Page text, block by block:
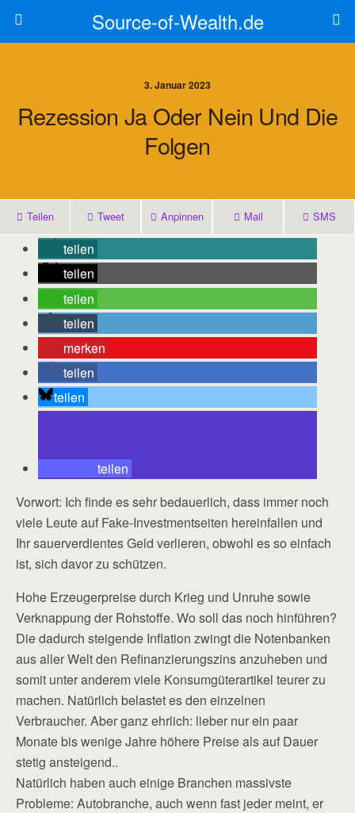
Source-of-Wealth.de
3. Januar 2023
Rezession Ja Oder Nein Und Die
Folgen
Teilen Tweet Anpinnen Mail SMS
teilen
teilen
teilen
teilen
merken
teilen
teilen
teilen
Vorwort: Ich finde es sehr bedauerlich, dass immer noch
viele Leute auf Fake-Investmentseiten hereinfallen und
Ihr sauerverdientes Geld verlieren, obwohl es so einfach
ist, sich davor zu schützen.
Hohe Erzeugerpreise durch Krieg und Unruhe sowie
Verknappung der Rohstoffe. Wo soll das noch hinführen?
Die dadurch steigende Inflation zwingt die Notenbanken
aus aller Welt den Refinanzierungszins anzuheben und
somit unter anderem viele Konsumgüterartikel teurer zu
machen. Natürlich belastet es den einzelnen
Verbraucher. Aber ganz ehrlich: lieber nur ein paar
Monate bis wenige Jahre höhere Preise als auf Dauer
stetig ansteigend..
Natürlich haben auch einige Branchen massivste
Probleme: Autobranche, auch wenn fast jeder meint, er